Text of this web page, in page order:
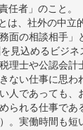
任者」のこと。
は、社外の中立
面の相談相手」
見込めるビジネ
理士や公認会計
ない仕事に思わ
人であっても、
られる仕事であ
。実働時間も短